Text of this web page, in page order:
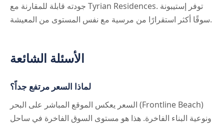
جودته قابلة للمقارنة مع Tyrian Residences. توفر إستيبونة
سوقًا أكثر استقرارًا من مرسية مع نفس المستوى من المعيشة.
الأسئلة الشائعة
لماذا السعر مرتفع جداً؟
السعر يعكس الموقع المباشر على البحر (Frontline Beach)
ونوعية البناء الفاخرة. هذا هو مستوى السوق الفاخرة في ساحل